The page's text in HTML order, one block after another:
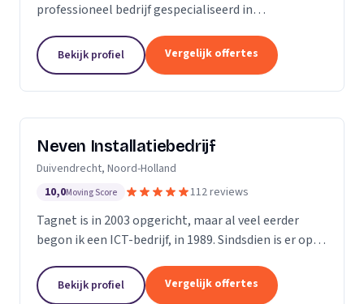
professioneel bedrijf gespecialiseerd in
klanten zo goed en zo snel mogelijk van dienst te
kunnen zijn....
Bekijk profiel Vergelijk offertes
Neven Installatiebedrijf
Duivendrecht, Noord-Holland
10,0Moving Score 112 reviews
Tagnet is in 2003 opgericht, maar al veel eerder
begon ik een ICT-bedrijf, in 1989. Sindsdien is er op
te vertellen. Wat niet gewijzigd is in al...
Bekijk profiel Vergelijk offertes